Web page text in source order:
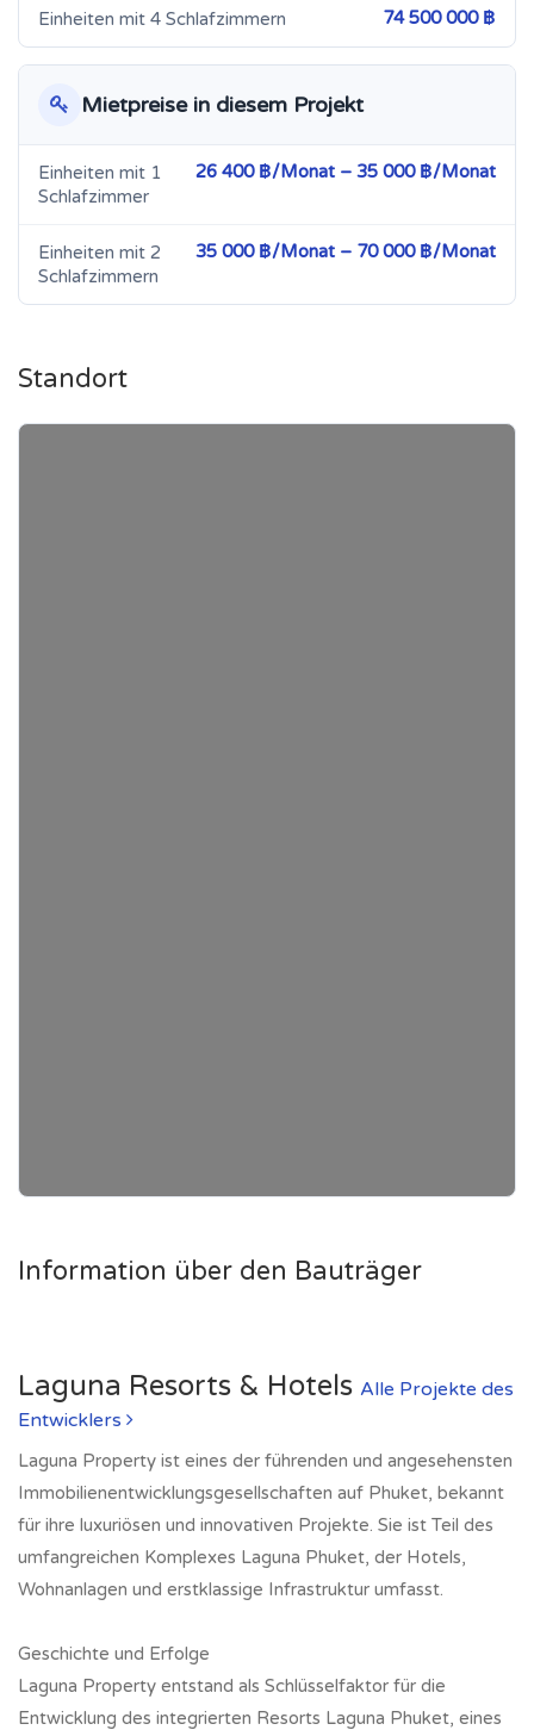
Einheiten mit 4 Schlafzimmern 74 500 000 ฿
Mietpreise in diesem Projekt
Einheiten mit 1
Schlafzimmer
26 400 ฿/Monat – 35 000 ฿/Monat
Einheiten mit 2
Schlafzimmern
35 000 ฿/Monat – 70 000 ฿/Monat
Standort
Information über den Bauträger
Laguna Resorts & Hotels Alle Projekte des
Entwicklers
Laguna Property ist eines der führenden und angesehensten
Immobilienentwicklungsgesellschaften auf Phuket, bekannt
für ihre luxuriösen und innovativen Projekte. Sie ist Teil des
umfangreichen Komplexes Laguna Phuket, der Hotels,
Wohnanlagen und erstklassige Infrastruktur umfasst.
Geschichte und Erfolge
Laguna Property entstand als Schlüsselfaktor für die
Entwicklung des integrierten Resorts Laguna Phuket, eines